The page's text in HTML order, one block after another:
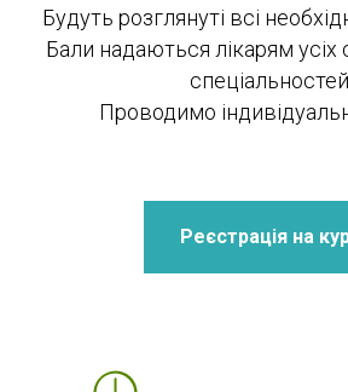
Будуть розглянуті всі
Бали надаються лікарям усіх
спеціальностей.
Проводимо
Реєстрація на